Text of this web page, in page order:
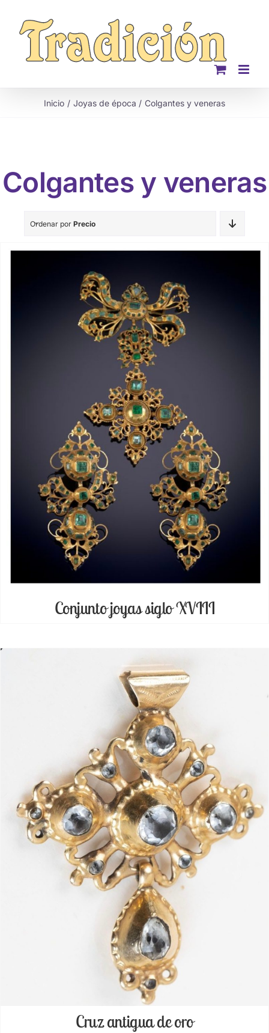
contenido
Inicio Joyas de época Colgantes y veneras
Colgantes y veneras
Ordenar por Precio
Conjunto joyas siglo XVIII
Cruz antigua de oro